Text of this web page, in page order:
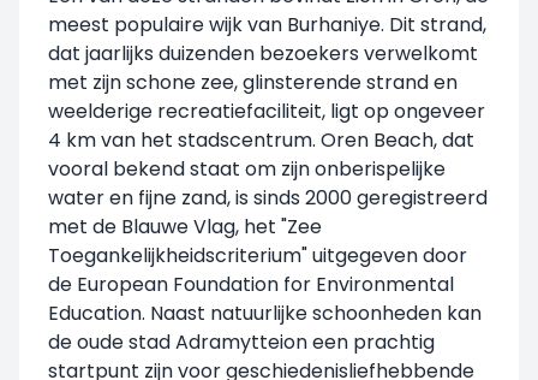
meest populaire wijk van Burhaniye. Dit strand,
dat jaarlijks duizenden bezoekers verwelkomt
met zijn schone zee, glinsterende strand en
weelderige recreatiefaciliteit, ligt op ongeveer
4 km van het stadscentrum. Oren Beach, dat
vooral bekend staat om zijn onberispelijke
water en fijne zand, is sinds 2000 geregistreerd
met de Blauwe Vlag, het "Zee
Toegankelijkheidscriterium" uitgegeven door
de European Foundation for Environmental
Education. Naast natuurlijke schoonheden kan
de oude stad Adramytteion een prachtig
startpunt zijn voor geschiedenisliefhebbende